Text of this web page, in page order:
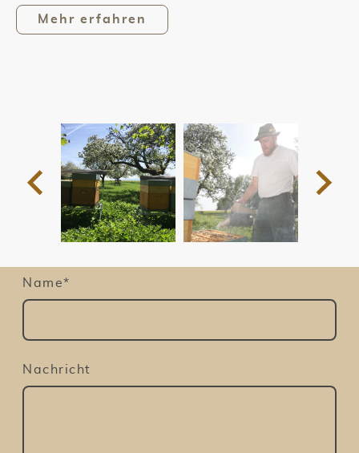
Mehr erfahren
Name*
Nachricht